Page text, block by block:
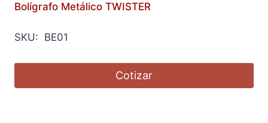
Bolígrafo Metálico TWISTER
SKU: BE01
Cotizar